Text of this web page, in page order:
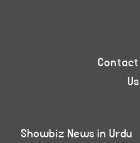
Contact
Us
Showbiz News in Urdu